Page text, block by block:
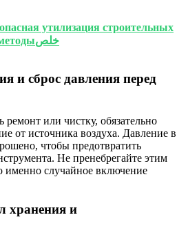
утилизация строительных
отходов: правила и методыخلص
и сброс давления перед
ремонт или чистку, обязательно
от источника воздуха. Давление в
чтобы предотвратить
Не пренебрегайте этим
именно случайное включение
хранения и